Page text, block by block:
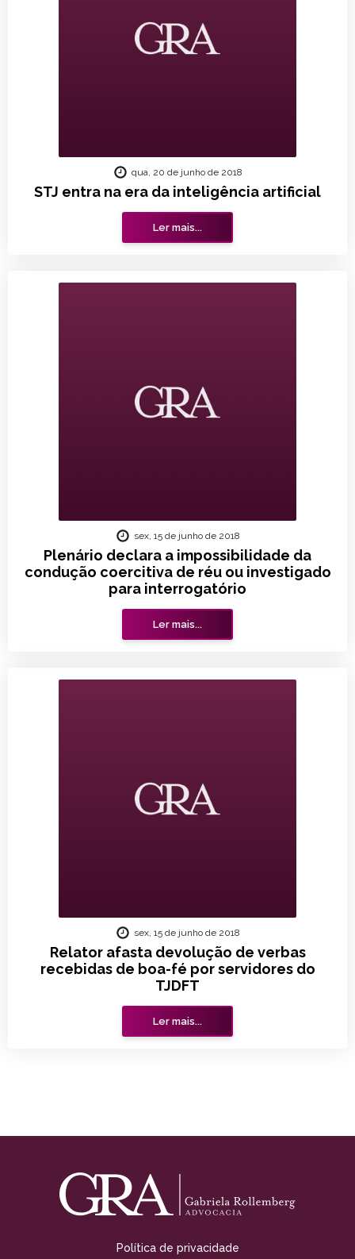
STJ entra na era da inteligência artificial
qua, 20 de junho de 2018
Ler mais...
Plenário declara a impossibilidade da
condução coercitiva de réu ou investigado
para interrogatório
sex, 15 de junho de 2018
Ler mais...
Relator afasta devolução de verbas
recebidas de boa-fé por servidores do
TJDFT
sex, 15 de junho de 2018
Ler mais...
Política de privacidade